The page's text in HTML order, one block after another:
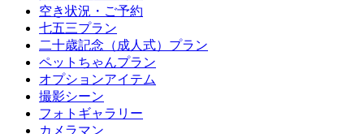
空き状況・ご予約
七五三プラン
二十歳記念（成人式）プラン
ペットちゃんプラン
オプションアイテム
撮影シーン
フォトギャラリー
カメラマン